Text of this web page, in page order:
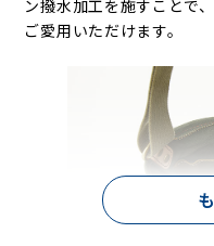
ン撥水加工を施すことで
ご愛用いただけます。